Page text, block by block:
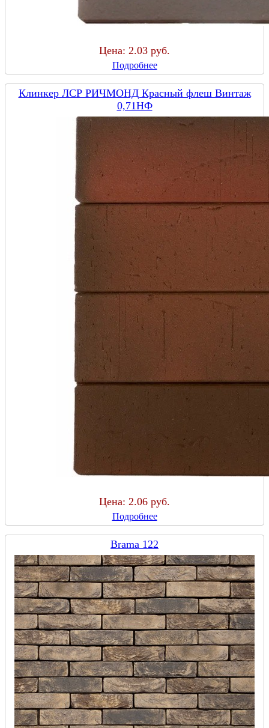
Цена: 2.03 руб.
Подробнее
Клинкер ЛСР РИЧМОНД Красный флеш Винтаж
0,71НФ
Цена: 2.06 руб.
Подробнее
Brama 122